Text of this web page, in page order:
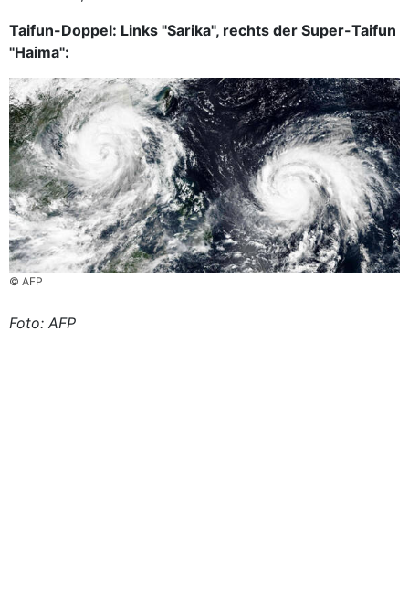
Taifun-Doppel: Links "Sarika", rechts der Super-Taifun
"Haima":
© AFP
Foto: AFP